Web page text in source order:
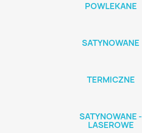
POWLEKANE
SATYNOWANE
TERMICZNE
SATYNOWANE -
LASEROWE